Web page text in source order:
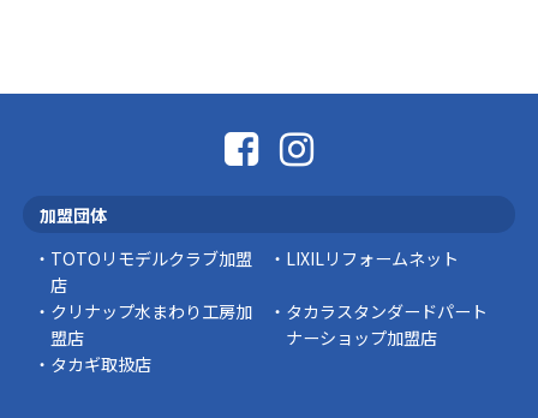
スタッフの日常
加盟団体
TOTOリモデルクラブ加盟
店
LIXILリフォームネット
クリナップ水まわり工房加
盟店
タカラスタンダードパート
ナーショップ加盟店
タカギ取扱店